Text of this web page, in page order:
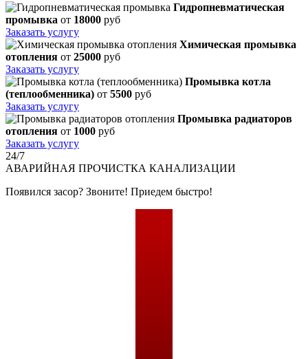
Гидропневматическая
промывка от 18000 руб
Заказать услугу
Химическая промывка
отопления от 25000 руб
Заказать услугу
Промывка котла
(теплообменника) от 5500 руб
Заказать услугу
Промывка радиаторов
отопления от 1000 руб
Заказать услугу
24/7
АВАРИЙНАЯ ПРОЧИСТКА КАНАЛИЗАЦИИ
Появился засор? Звоните! Приедем быстро!